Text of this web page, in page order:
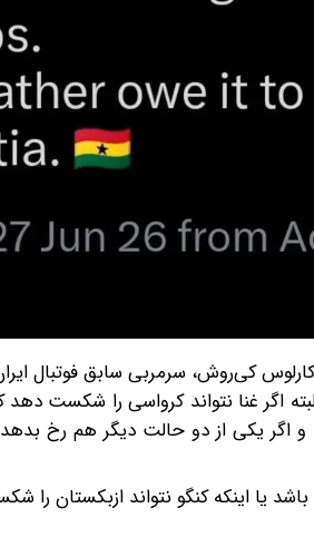
کی‌روش، سرمربی سابق فوتبال
اگر غنا نتواند کرواسی را شکست
و اگر یکی از دو حالت دیگر هم رخ
یا اینکه کنگو نتواند ازبکستان را